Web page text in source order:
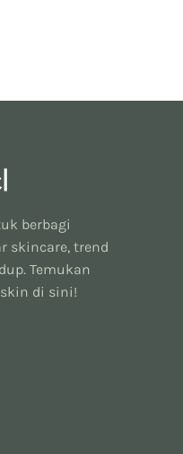
berbagi
skincare, trend
Temukan
di sini!